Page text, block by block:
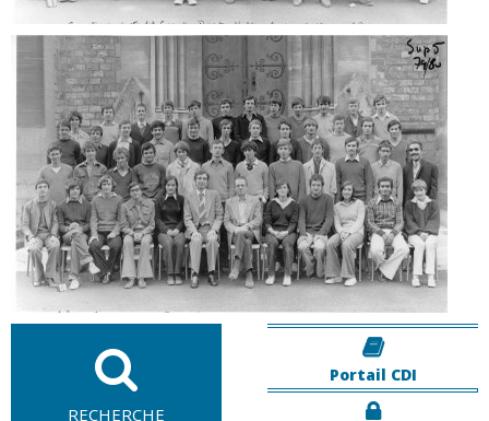
RECHERCHE
Portail CDI